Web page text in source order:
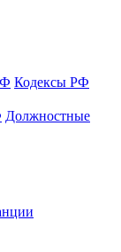
Кодексы РФ
Должностные